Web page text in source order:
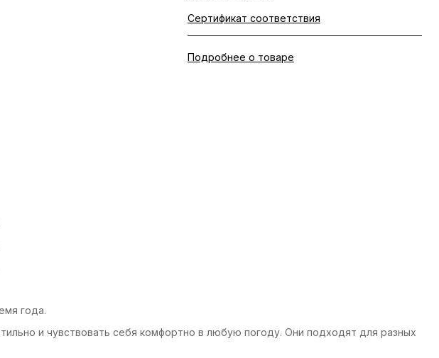
Сертификат соответствия
Подробнее о товаре
года.
и чувствовать себя комфортно в любую погоду. Они подходят для разных